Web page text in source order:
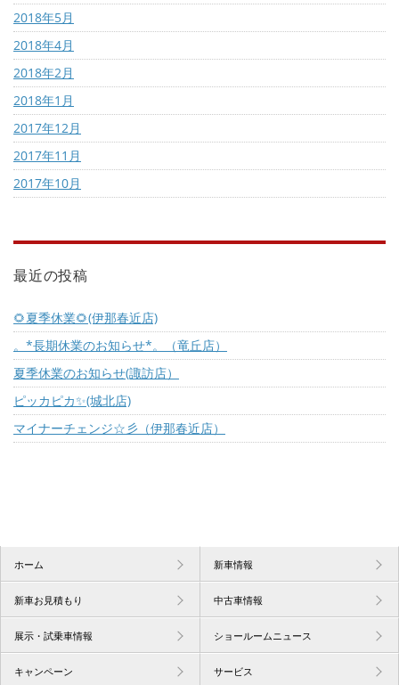
2018年5月
2018年4月
2018年2月
2018年1月
2017年12月
2017年11月
2017年10月
最近の投稿
🌻夏季休業🌻(伊那春近店)
。*長期休業のお知らせ*。（竜丘店）
夏季休業のお知らせ(諏訪店）
ピッカピカ✨(城北店)
マイナーチェンジ☆彡（伊那春近店）
ホーム 新車情報
新車お見積もり 中古車情報
展示・試乗車情報 ショールームニュース
キャンペーン サービス